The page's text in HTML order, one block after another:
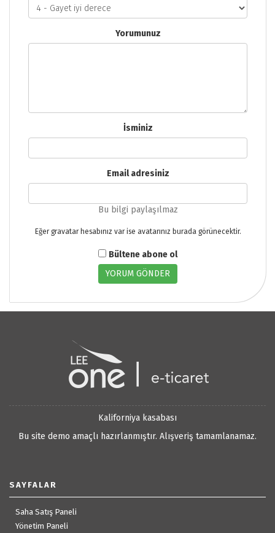
Yorumunuz
İsminiz
Email adresiniz
Bu bilgi paylaşılmaz
Eğer gravatar hesabınız var ise avatarınız burada görünecektir.
Bültene abone ol
YORUM GÖNDER
Kaliforniya kasabası
Bu site demo amaçlı hazırlanmıştır. Alışveriş tamamlanamaz.
SAYFALAR
Saha Satış Paneli
Yönetim Paneli